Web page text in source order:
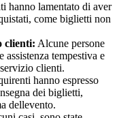
hanno lamentato di aver
come biglietti non
clienti: Alcune persone
tempestiva e
clienti.
hanno espresso
dei biglietti,
dellevento.